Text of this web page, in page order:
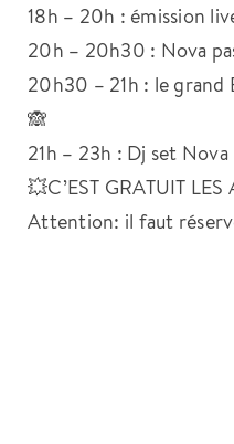
18h – 20h : émission
20h – 20h30 : Nova
20h30 – 21h : le grand
🙈
21h – 23h : Dj set Nova
💥C’EST GRATUIT
Attention: il faut